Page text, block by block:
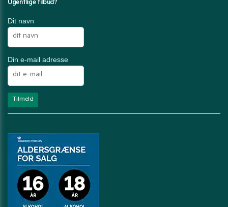
Ugentlige tilbud?
Dit navn
Din e-mail adresse